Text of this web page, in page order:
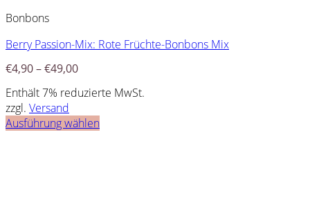
Bonbons
Berry Passion-Mix: Rote Früchte-Bonbons Mix
€4,90–€49,00
Enthält 7% reduzierte MwSt.
zzgl. Versand
Ausführung wählen